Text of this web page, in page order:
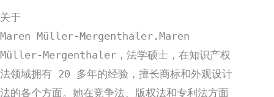
关于
Maren Müller-Mergenthaler.Maren
Müller-Mergenthaler，法学硕士，在知识产权
法领域拥有 20 多年的经验，擅长商标和外观设计
法的各个方面。她在竞争法、版权法和专利法方面